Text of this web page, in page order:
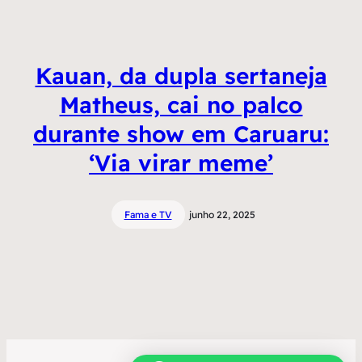
Kauan, da dupla sertaneja
Matheus, cai no palco
durante show em Caruaru:
‘Via virar meme’
Fama e TV junho 22, 2025